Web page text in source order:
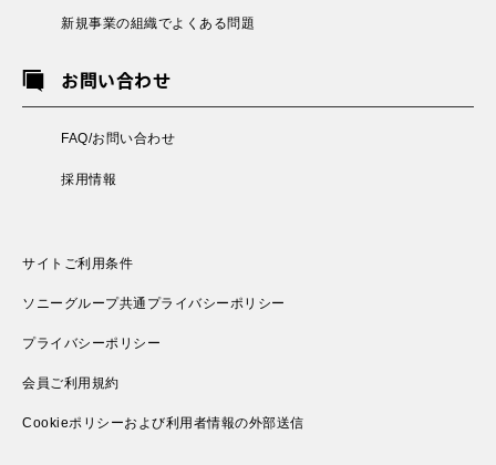
新規事業の組織でよくある問題
お問い合わせ
FAQ/お問い合わせ
採用情報
サイトご利用条件
ソニーグループ共通プライバシーポリシー
プライバシーポリシー
会員ご利用規約
Cookieポリシーおよび利用者情報の外部送信